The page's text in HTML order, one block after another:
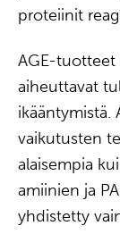
proteiinit
AGE-tuotteet
aiheuttavat
ikääntymistä.
vaikutusten
alaisempia
amiinien ja
yhdistetty